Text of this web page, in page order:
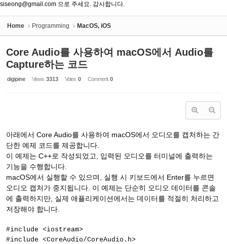
siseong@gmail.com 으로 주세요. 감사합니다.
Home Programming MacOS, iOS
Core Audio를 사용하여 macOS에서 Audio를
Capture하는 코드
digipine Views 3313 Votes 0 Comment 0
아래에서 Core Audio를 사용하여 macOS에서 오디오를 캡처하는 간
단한 예제 코드를 제공합니다.
이 예제는 C++로 작성되었고, 입력된 오디오를 터미널에 출력하는
기능을 수행합니다.
macOS에서 실행할 수 있으며, 실행 시 키보드에서 Enter를 누르면
오디오 캡처가 중지됩니다. 이 예제는 단순히 오디오 데이터를 콘솔
에 출력하지만, 실제 애플리케이션에서는 데이터를 적절히 처리하고
저장해야 합니다.
#include <iostream>
#include <CoreAudio/CoreAudio.h>